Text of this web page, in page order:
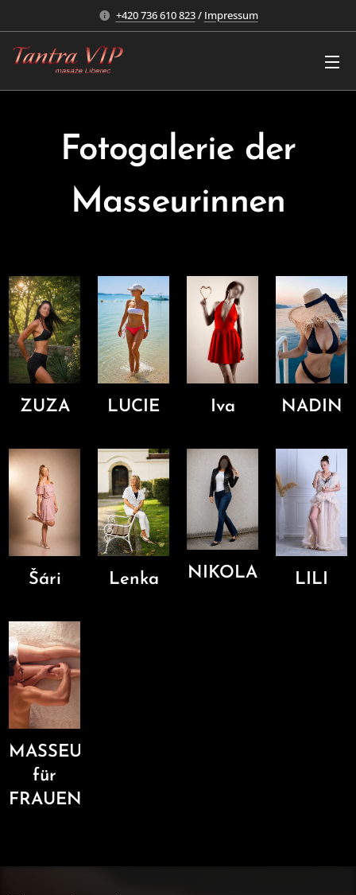
+420 736 610 823/ Impressum
Fotogalerie der
Masseurinnen
ZUZA LUCIE Iva NADIN
Šári Lenka NIKOLA LILI
MASSEUR
für
FRAUEN